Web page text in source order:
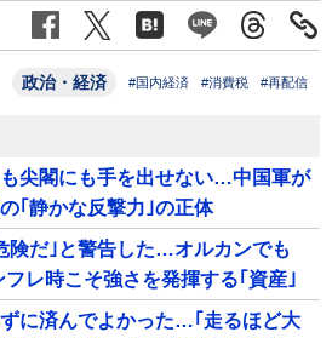
政治・経済 #国内経済 #消費税 #再配信
尖閣にも手を出せない…中国軍が
｢静かな反撃力｣の正体
険だ｣と警告した…オルカンでも
レ時こそ強さを発揮する｢資産｣
に済んでよかった…｢走るほど大